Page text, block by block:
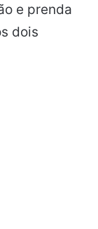
e prenda
dois